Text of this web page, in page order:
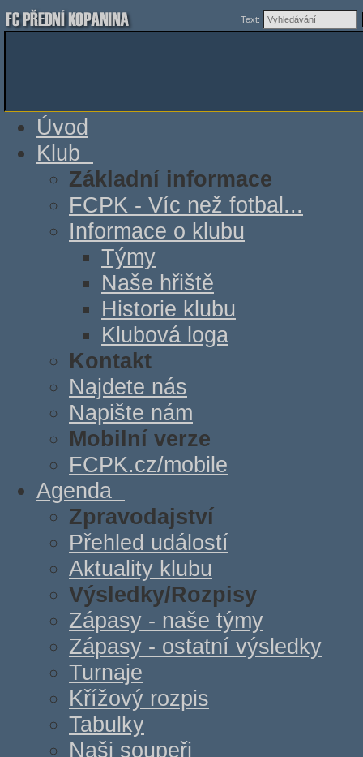
Text:
Úvod
Klub
Základní informace
FCPK - Víc než fotbal...
Informace o klubu
Týmy
Naše hřiště
Historie klubu
Klubová loga
Kontakt
Najdete nás
Napište nám
Mobilní verze
FCPK.cz/mobile
Agenda
Zpravodajství
Přehled událostí
Aktuality klubu
Výsledky/Rozpisy
Zápasy - naše týmy
Zápasy - ostatní výsledky
Turnaje
Křížový rozpis
Tabulky
Naši soupeři